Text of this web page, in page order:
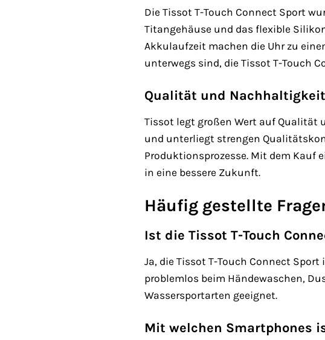
Die Tissot T-Touch Connect Sport
Titangehäuse und das flexible
Akkulaufzeit machen die Uhr zu
unterwegs sind, die Tissot T-Touch
Qualität und Nachhaltigkeit
Tissot legt großen Wert auf Qualität
und unterliegt strengen
Produktionsprozesse. Mit dem Kauf
in eine bessere Zukunft.
Häufig gestellte
Ist die Tissot T-Touch
Ja, die Tissot T-Touch Connect
problemlos beim Händewaschen,
Wassersportarten geeignet.
Mit welchen Smartphones